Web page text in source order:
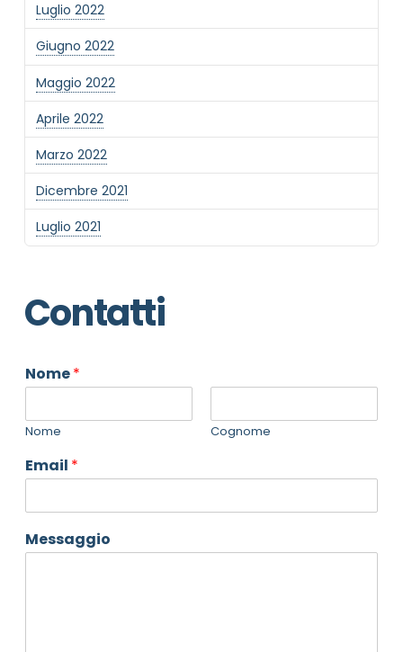
Luglio 2022
Giugno 2022
Maggio 2022
Aprile 2022
Marzo 2022
Dicembre 2021
Luglio 2021
Contatti
Nome*
Nome Cognome
Email *
Messaggio